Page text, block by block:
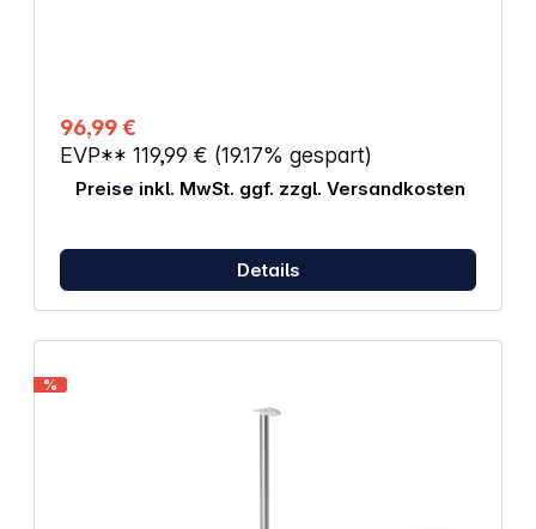
entwickelt Holen Sie mehr aus Ihren Sonos-
Lautsprechern heraus Optimieren Sie Ihr
Hörerlebnis Höhe: 816 mm Breite: 305 mm Tiefe: 305
mm Integrierte Kabelführung Kompatibel mit Sonos
Era 300 Farbe: schwarz
96,99 €
EVP** 119,99 € (19.17% gespart)
Preise inkl. MwSt. ggf. zzgl. Versandkosten
Details
%